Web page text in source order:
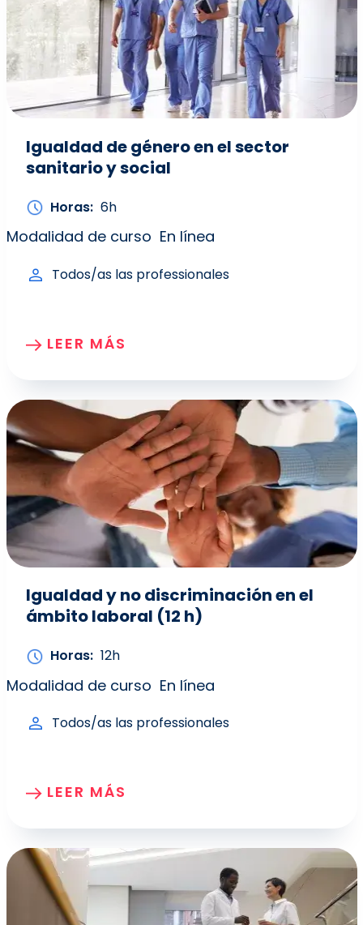
Igualdad de género en el sector
sanitario y social
Horas 6h
Modalidad de curso En línea
Todos/as las professionales
LEER MÁS
Igualdad y no discriminación en el
ámbito laboral (12 h)
Horas 12h
Modalidad de curso En línea
Todos/as las professionales
LEER MÁS